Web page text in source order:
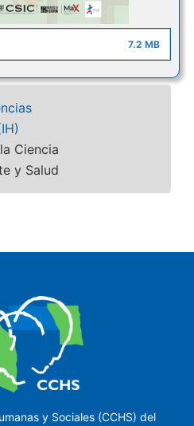
7.2 MB
Ciencia
y Salud
y Sociales (CCHS) del